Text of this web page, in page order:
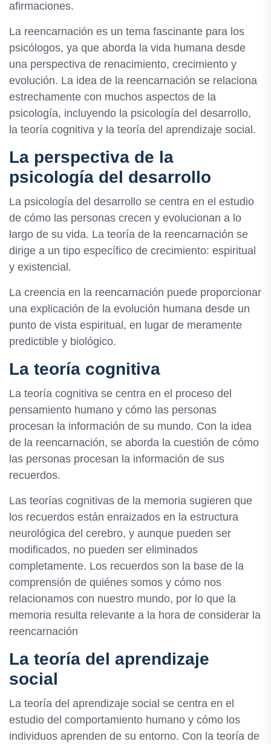
afirmaciones.
La reencarnación es un tema fascinante para los
psicólogos, ya que aborda la vida humana desde
una perspectiva de renacimiento, crecimiento y
evolución. La idea de la reencarnación se relaciona
estrechamente con muchos aspectos de la
psicología, incluyendo la psicología del desarrollo,
la teoría cognitiva y la teoría del aprendizaje social.
La perspectiva de la
psicología del desarrollo
La psicología del desarrollo se centra en el estudio
de cómo las personas crecen y evolucionan a lo
largo de su vida. La teoría de la reencarnación se
dirige a un tipo específico de crecimiento: espiritual
y existencial.
La creencia en la reencarnación puede proporcionar
una explicación de la evolución humana desde un
punto de vista espiritual, en lugar de meramente
predictible y biológico.
La teoría cognitiva
La teoría cognitiva se centra en el proceso del
pensamiento humano y cómo las personas
procesan la información de su mundo. Con la idea
de la reencarnación, se aborda la cuestión de cómo
las personas procesan la información de sus
recuerdos.
Las teorías cognitivas de la memoria sugieren que
los recuerdos están enraizados en la estructura
neurológica del cerebro, y aunque pueden ser
modificados, no pueden ser eliminados
completamente. Los recuerdos son la base de la
comprensión de quiénes somos y cómo nos
relacionamos con nuestro mundo, por lo que la
memoria resulta relevante a la hora de considerar la
reencarnación
La teoría del aprendizaje
social
La teoría del aprendizaje social se centra en el
estudio del comportamiento humano y cómo los
individuos aprenden de su entorno. Con la teoría de